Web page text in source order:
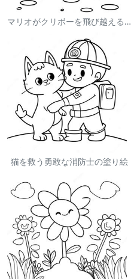
マリオがクリボーを飛び越える塗り絵
猫を救う勇敢な消防士の塗り絵